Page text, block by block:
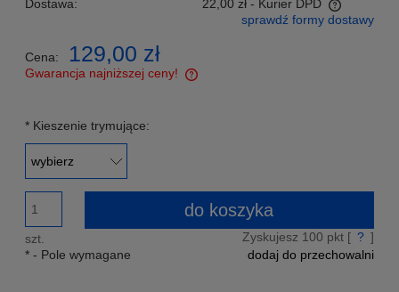
Dostawa:
22,00 zł - Kurier DPD
Cena nie zawiera ewentualnych kosztów płatnościsprawdź formy dostawy
Cena: 129,00 zł
Gwarancja najniższej ceny!
* Kieszenie trymujące:
szt.
do koszyka
Zyskujesz 100 pkt [ ? ]
dodaj do przechowalni
* - Pole wymagane